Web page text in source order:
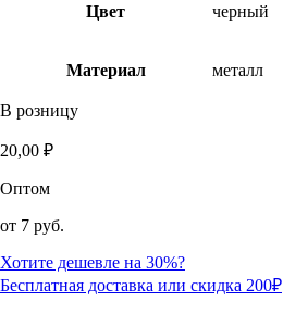
Цвет черный
Материал металл
В розницу
20,00 ₽
Оптом
от 7 руб.
Хотите дешевле на 30%?
Бесплатная доставка или скидка 200₽